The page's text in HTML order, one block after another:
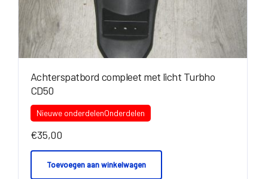
Achterspatbord compleet met licht Turbho
CD50
Nieuwe onderdelenOnderdelen
€35,00
Toevoegen aan winkelwagen